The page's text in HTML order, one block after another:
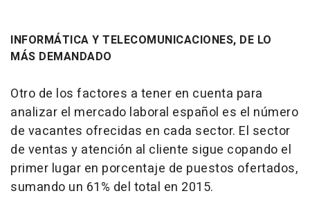
INFORMÁTICA Y TELECOMUNICACIONES, DE LO
MÁS DEMANDADO
Otro de los factores a tener en cuenta para
analizar el mercado laboral español es el número
de vacantes ofrecidas en cada sector. El sector
de ventas y atención al cliente sigue copando el
primer lugar en porcentaje de puestos ofertados,
sumando un 61% del total en 2015.